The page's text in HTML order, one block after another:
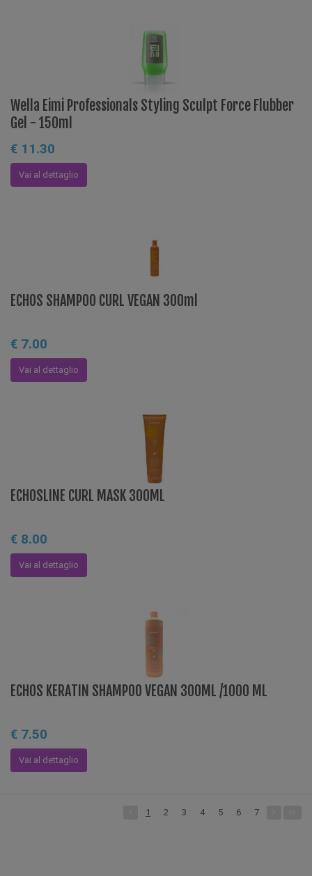
Wella Eimi Professionals Styling Sculpt Force Flubber
Gel - 150ml
€ 11.30
Vai al dettaglio
ECHOS SHAMPOO CURL VEGAN 300ml
€ 7.00
Vai al dettaglio
ECHOSLINE CURL MASK 300ML
€ 8.00
Vai al dettaglio
ECHOS KERATIN SHAMPOO VEGAN 300ML /1000 ML
€ 7.50
Vai al dettaglio
1 2 3 4 5 6 7